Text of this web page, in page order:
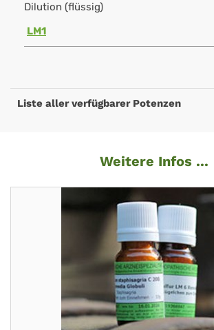
Dilution (flüssig)
LM1
Liste aller verfügbarer Potenzen
Weitere Infos ...